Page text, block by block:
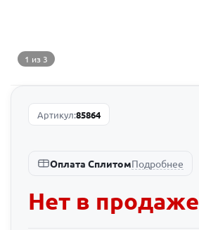
1 из 3
Артикул:85864
Оплата СплитомПодробнее
Нет в продаже